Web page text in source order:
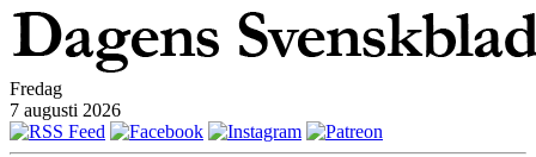
Fredag
7 augusti 2026